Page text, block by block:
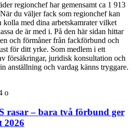
regionchef har gemensamt ca 1 913
du väljer fack som regionchef kan
kolla med dina arbetskamrater vilket
de är med i. På den här sidan hittar
och förmåner från fackförbund och
för ditt yrke. Som medlem i ett
försäkringar, juridisk konsultation och
anställning och vardag känns tryggare.
rasar – bara två förbund ger
2026